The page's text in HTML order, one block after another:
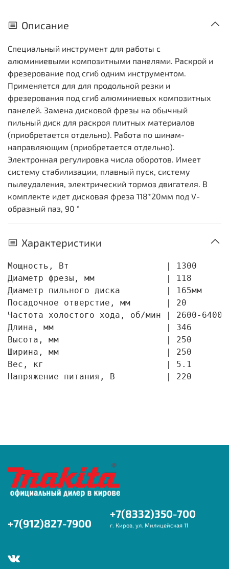
Описание
Специальный инструмент для работы с
алюминиевыми композитными панелями. Раскрой и
фрезерование под сгиб одним инструментом.
Применяется для для продольной резки и
фрезерования под сгиб алюминиевых композитных
панелей. Замена дисковой фрезы на обычный
пильный диск для раскроя плитных материалов
(приобретается отдельно). Работа по шинам-
направляющим (приобретается отдельно).
Электронная регулировка числа оборотов. Имеет
систему стабилизации, плавный пуск, систему
пылеудаления, электрический тормоз двигателя. В
комплекте идет дисковая фреза 118*20мм под V-
образный паз, 90 °
Характеристики
Мощность, Вт                   | 1300
Диаметр фрезы, мм              | 118
Диаметр пильного диска         | 165мм
Посадочное отверстие, мм       | 20
Частота холостого хода, об/мин | 2600-6400
Длина, мм                      | 346
Высота, мм                     | 250
Ширина, мм                     | 250
Вес, кг                        | 5.1
Напряжение питания, В          | 220
+7(912)827-7900
+7(8332)350-700
г. Киров, ул. Милицейская 11